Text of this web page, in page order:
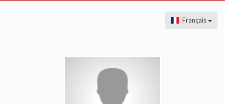
Français